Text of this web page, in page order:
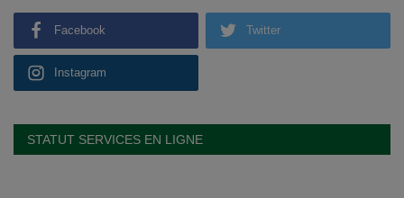
Facebook Twitter
Instagram
STATUT SERVICES EN LIGNE